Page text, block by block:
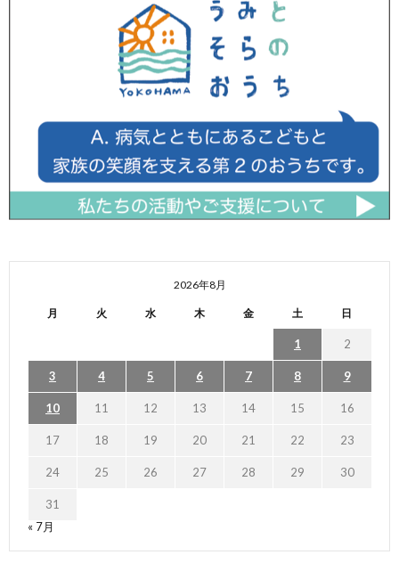
2026年8月
月 火 水 木 金 土 日
1 2
3 4 5 6 7 8 9
10 11 12 13 14 15 16
17 18 19 20 21 22 23
24 25 26 27 28 29 30
31
« 7月